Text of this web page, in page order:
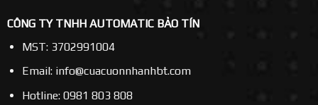
CÔNG TY TNHH AUTOMATIC BẢO TÍN
MST: 3702991004
Email: info@cuacuonnhanhbt.com
Hotline: 0981 803 808